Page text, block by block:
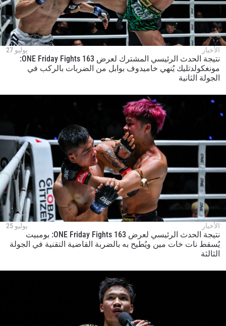
الأخبار يوليو 27
نتيجة الحدث الرئيسي المشترك لعرض ONE Friday Fights 163:
مونغكولدتليك يُنهي خاميدوف بوابل من الضربات بالركب في
الجولة الثانية
الأخبار يوليو 25
نتيجة الحدث الرئيسي لعرض ONE Friday Fights 163: بومبيت
يُسقط نات خات مين ويُطيح به بالضربة القاضية التقنية في الجولة
الثالثة